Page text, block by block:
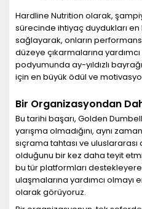
Hardline Nutrition olarak,
sürecinde ihtiyaç duydukları
sağlayarak, onların
düzeye çıkarmalarına
podyumunda ay-yıldızlı
için en büyük ödül ve
Bir Organizasyondan
Bu tarihi başarı, Golden
yarışma olmadığını, aynı
sıçrama tahtası ve
olduğunu bir kez daha teyit
bu tür platformları
ulaşmalarına yardımcı
olarak görüyoruz.